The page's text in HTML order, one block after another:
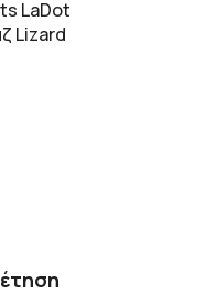
LaDot
Lizard